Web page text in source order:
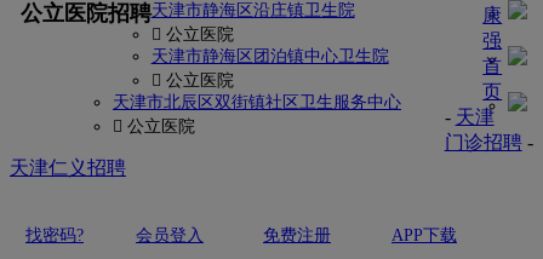
公立医院招聘天津市静海区沿庄镇卫生院
 公立医院
天津市静海区团泊镇中心卫生院
 公立医院
天津市北辰区双街镇社区卫生服务中心
 公立医院
康
强
首
页
- 天津
门诊招聘-
天津仁义招聘
找密码? 会员登入 免费注册
APP下载